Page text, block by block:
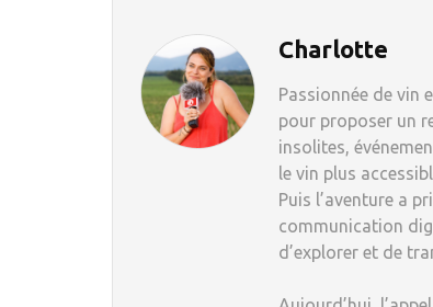
Charlotte
Passionnée de vin
pour proposer un
insolites,
le vin plus
Puis l’aventure a
communication
d’explorer et de